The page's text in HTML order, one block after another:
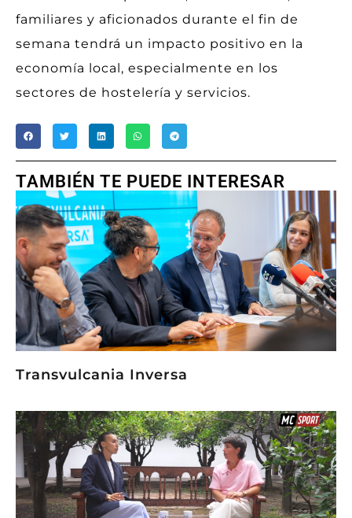
familiares y aficionados durante el fin de
semana tendrá un impacto positivo en la
economía local, especialmente en los
sectores de hostelería y servicios.
TAMBIÉN TE PUEDE INTERESAR
Transvulcania Inversa